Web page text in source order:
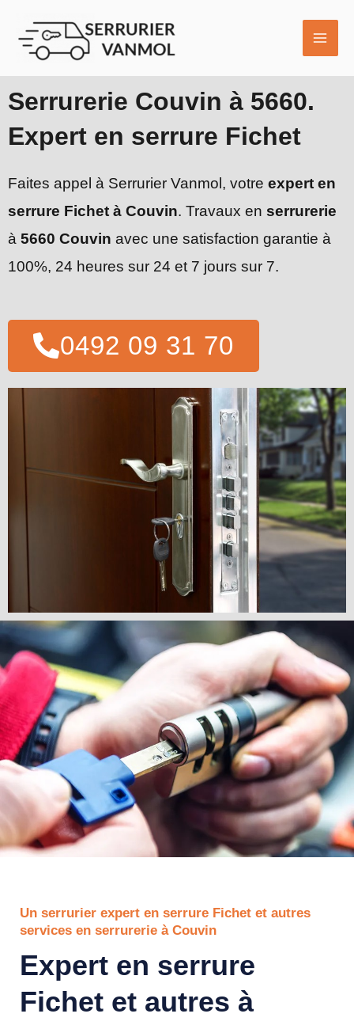
contenu
Serrurerie Couvin à 5660.
Expert en serrure Fichet
Faites appel à Serrurier Vanmol, votre expert en
serrure Fichet à Couvin. Travaux en serrurerie
à 5660 Couvin avec une satisfaction garantie à
100%, 24 heures sur 24 et 7 jours sur 7.
0492 09 31 70
Un serrurier expert en serrure Fichet et autres
services en serrurerie à Couvin
Expert en serrure
Fichet et autres à